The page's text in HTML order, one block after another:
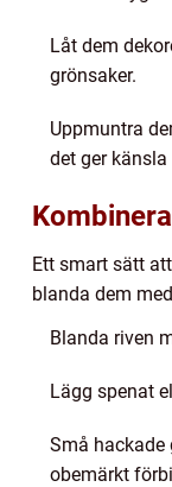
Låt dem
grönsaker.
Uppmuntra
det ger
Ett smart sätt
blanda dem
Blanda riven
Lägg spenat
Små hackade
obemärkt